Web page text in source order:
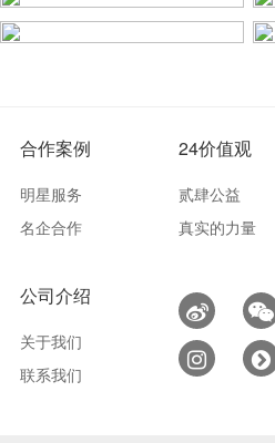
合作案例
明星服务
名企合作
24价值观
贰肆公益
真实的力量
公司介绍
关于我们
联系我们